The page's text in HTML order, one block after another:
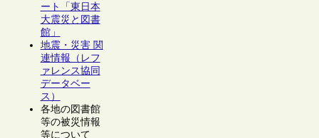
ート「東日本
大震災と図書
館」
地震・災害 関
連情報（レフ
ァレンス協同
データベー
ス）
各地の図書館
等の被災情報
等について